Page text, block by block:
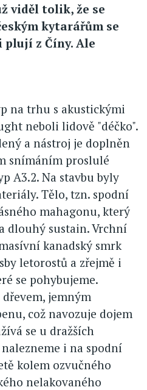
viděl tolik, že se
kytarářům se
plují z Číny. Ale
na trhu s akustickými
neboli lidově "déčko".
a nástroj je doplněn
snímáním proslulé
A3.2. Na stavbu byly
Tělo, tzn. spodní
mahagonu, který
dlouhý sustain. Vrchní
kanadský smrk
letorostů a zřejmě i
se pohybujeme.
jemným
což navozuje dojem
se u dražších
i na spodní
kolem ozvučného
nelakovaného